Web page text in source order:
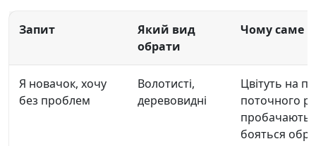
Запит
Який вид
обрати
Чому саме
Я новачок, хочу
без проблем
Волотисті,
деревовидні
Цвітуть на
поточного
пробачають
бояться